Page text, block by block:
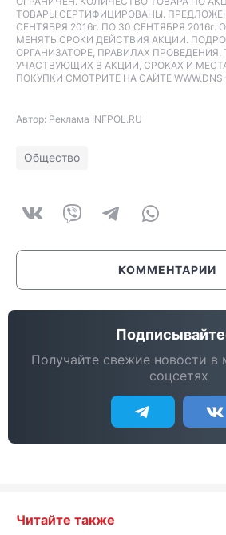
ТОВАРЫ СЕРТИФИЦИРОВАНЫ.
СЕНТЯБРЯ 2016г. ПО 30 СЕНТЯБРЯ
МЕНЯТЬ СРОКИ ДЕЙСТВИЯ АКЦИИ.
ОРГАНИЗАТОРЕ, ПРАВИЛАХ ПРОВЕДЕНИЯ,
УЧАСТВУЮЩИХ В АКЦИИ, СРОКАХ И
ПОКУПКИ СМОТРИТЕ НА САЙТЕ WWW.DNS-
Автор: Реклама INFPOL.RU
Общество
КОММЕНТАРИИ
Получайте свежие новости в
соцсетях
Читайте также